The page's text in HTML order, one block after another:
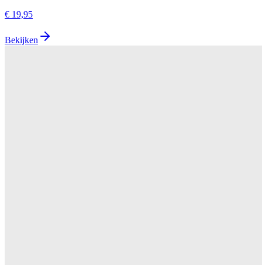
€ 19,95
Bekijken